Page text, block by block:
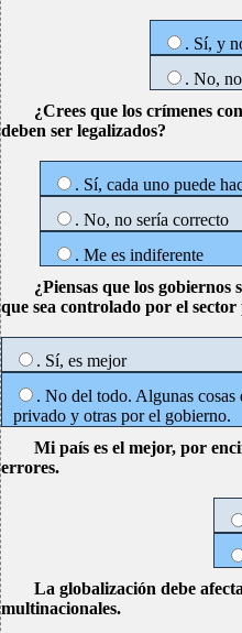
. Sí, y
. No,
¿Crees que los crímenes
deben ser legalizados?
. Sí, cada uno puede
. No, no sería correcto
. Me es indiferente
¿Piensas que los gobiernos
que sea controlado por el
. Sí, es mejor
. No del todo. Algunas cosas
privado y otras por el gobierno.
Mi país es el mejor, por
errores.
La globalización debe
multinacionales.